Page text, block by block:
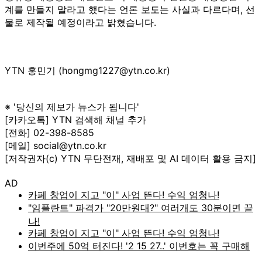
계를 만들지 말라고 했다는 언론 보도는 사실과 다르다며, 선
물로 제작될 예정이라고 밝혔습니다.
YTN 홍민기 (hongmg1227@ytn.co.kr)
※ '당신의 제보가 뉴스가 됩니다'
[카카오톡] YTN 검색해 채널 추가
[전화] 02-398-8585
[메일] social@ytn.co.kr
[저작권자(c) YTN 무단전재, 재배포 및 AI 데이터 활용 금지]
AD